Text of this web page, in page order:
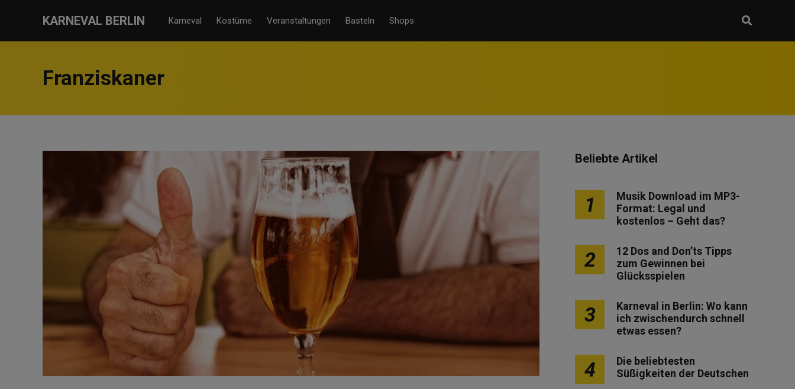
KARNEVAL BERLIN Karneval Kostüme Veranstaltungen Basteln Shops
Franziskaner
Beliebte Artikel
1
Musik Download im MP3-
Format: Legal und
kostenlos – Geht das?
2
12 Dos and Don’ts Tipps
zum Gewinnen bei
Glücksspielen
3
Karneval in Berlin: Wo kann
ich zwischendurch schnell
etwas essen?
4
Die beliebtesten
Süßigkeiten der Deutschen